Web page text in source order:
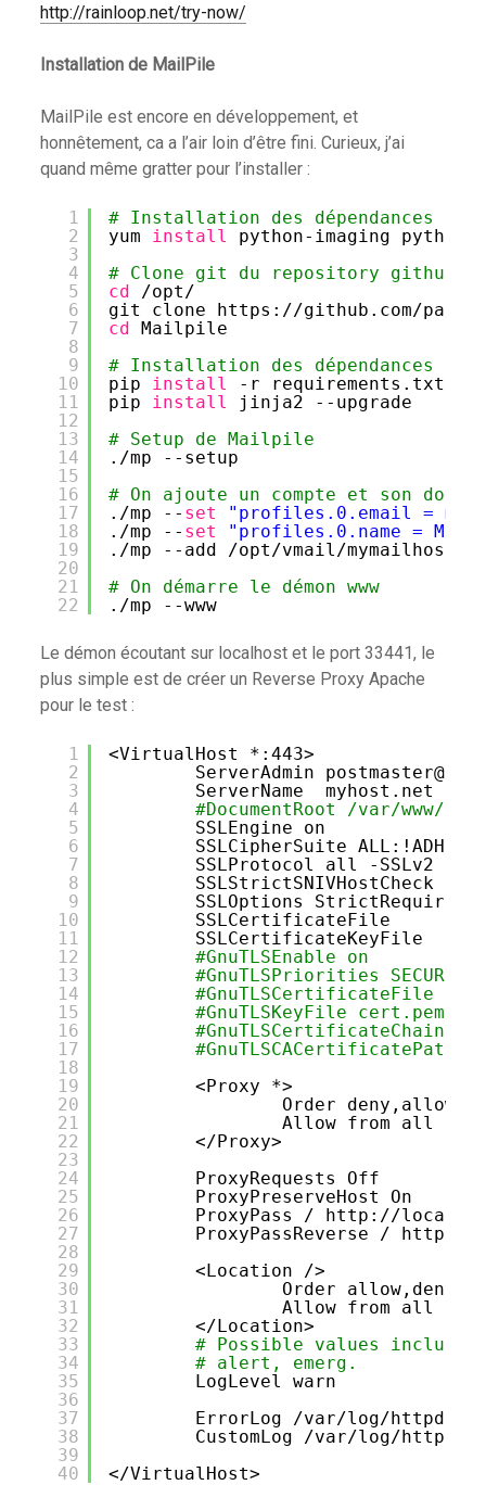
http://rainloop.net/try-now/
Installation de MailPile
MailPile est encore en développement, et
honnêtement, ca a l’air loin d’être fini. Curieux, j’ai
quand même gratter pour l’installer :
1
2
3
4
5
6
7
8
9
10
11
12
13
14
15
16
17
18
19
20
21
22
# Installation des dépendances
yum install
python-imaging
# Clone git du repository github
cd
/opt/
git clone https: //github .com/
cd Mailpile
# Installation des dépendances
pip install
-r requirements.txt
pip install
jinja2 --upgrade
# Setup de Mailpile
. /mp
--setup
# On ajoute un compte et son
. /mp -- set
"profiles.0.email =
. /mp -- set
"profiles.0.name = My
. /mp --add /opt/vmail/mymailhost
# On démarre le démon www
. /mp --www
Le démon écoutant sur localhost et le port 33441, le
plus simple est de créer un Reverse Proxy Apache
pour le test :
1
2
3
4
5
6
7
8
9
10
11
12
13
14
15
16
17
18
19
20
21
22
23
24
25
26
27
28
29
30
31
32
33
34
35
36
37
38
39
40
<VirtualHost *:443>
ServerAdmin
ServerName  myhost.net
#DocumentRoot /var/www/
SSLEngine on
SSLCipherSuite
SSLProtocol all -SSLv2
SSLStrictSNIVHostCheck on
SSLOptions StrictRequire
SSLCertificateFile
SSLCertificateKeyFile
#GnuTLSEnable on
#GnuTLSPriorities
#GnuTLSCertificateFile
#GnuTLSKeyFile cert.pem
#GnuTLSCACertificatePath /
<Proxy *>
Order deny,allow
Allow from all
</Proxy>
ProxyRequests Off
ProxyPreserveHost On
ProxyPass / http: //
ProxyPassReverse / http:
<Location />
Order allow,deny
Allow from all
</Location>
# Possible values
# alert, emerg.
LogLevel warn
ErrorLog /var/log/httpd/
CustomLog /var/log/httpd/
</VirtualHost>